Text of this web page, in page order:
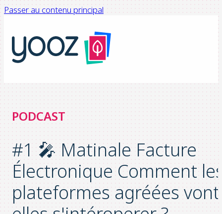
Passer au contenu principal
PODCAST
#1 🎤 Matinale Facture
Électronique Comment
plateformes agréées